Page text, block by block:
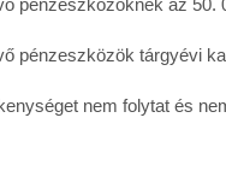
tárgyévi
nem folytat és